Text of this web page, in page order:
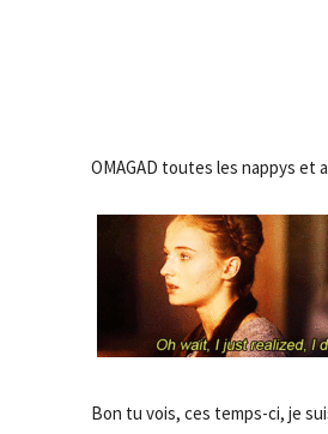
OMAGAD toutes les nappys
Bon tu vois, ces temps-ci, je